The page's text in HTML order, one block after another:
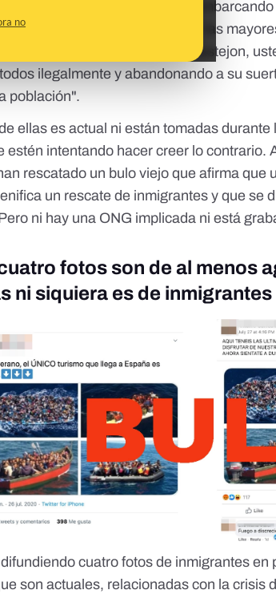
no
una foto de personas
meses encerrados, 4 meses con las
meses para nada @SanchezCastejon,
ilegalmente y abandonando a su
población".
ellas es actual ni están tomadas durante
estén intentando hacer creer lo contrario.
rescatado un bulo viejo que afirma que
un rescate de inmigrantes y que se
ni hay una ONG implicada ni está
fotos son de al menos
ni siquiera es de
cuatro fotos de inmigrantes en
son actuales, relacionadas con la crisis